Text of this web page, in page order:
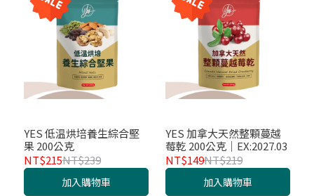
YES 低温烘培養生綜合堅
果 200公克
NT$215NT$239
加入購物車
YES 加拿大天然整顆蔓越
莓乾 200公克｜EX:2027.03
NT$149NT$219
加入購物車